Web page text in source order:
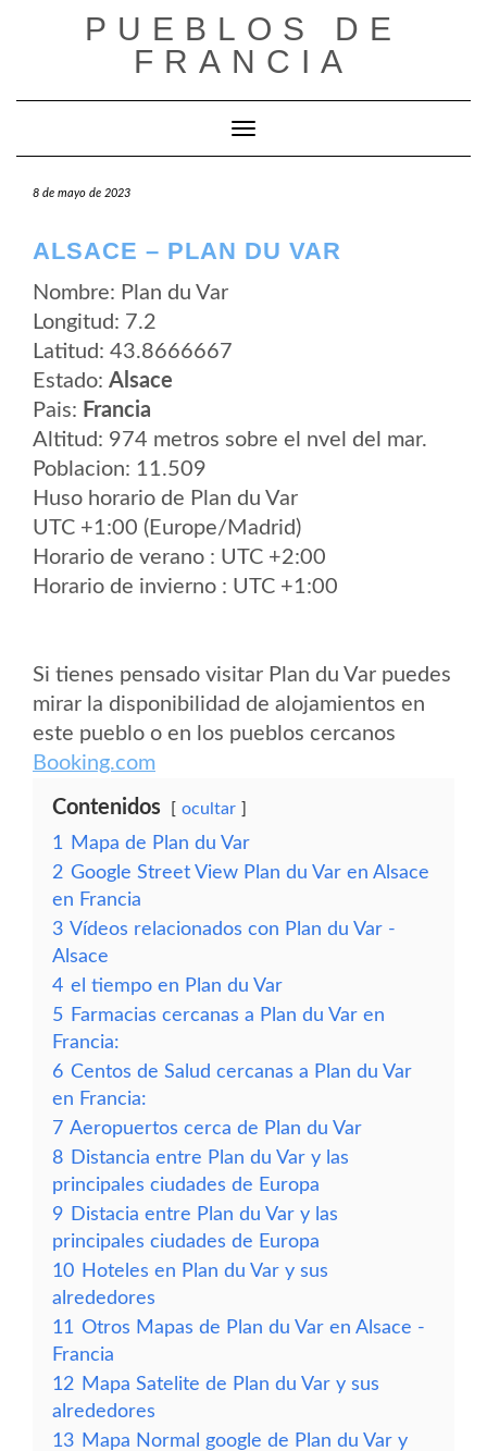
PUEBLOS DE
FRANCIA
Cambiar modo de navegación
8 de mayo de 2023
ALSACE – PLAN DU VAR
Nombre: Plan du Var
Longitud: 7.2
Latitud: 43.8666667
Estado: Alsace
Pais: Francia
Altitud: 974 metros sobre el nvel del mar.
Poblacion: 11.509
Huso horario de Plan du Var
UTC +1:00 (Europe/Madrid)
Horario de verano : UTC +2:00
Horario de invierno : UTC +1:00
Si tienes pensado visitar Plan du Var puedes
mirar la disponibilidad de alojamientos en
este pueblo o en los pueblos cercanos
Booking.com
Contenidos ocultar
1
Mapa de Plan du Var
2 Google Street View Plan du Var en Alsace
en Francia
3 Vídeos relacionados con Plan du Var -
Alsace
4 el tiempo en Plan du Var
5 Farmacias cercanas a Plan du Var en
Francia:
6 Centos de Salud cercanas a Plan du Var
en Francia:
7 Aeropuertos cerca de Plan du Var
8 Distancia entre Plan du Var y las
principales ciudades de Europa
9 Distacia entre Plan du Var y las
principales ciudades de Europa
10 Hoteles en Plan du Var y sus
alrededores
11 Otros Mapas de Plan du Var en Alsace -
Francia
12 Mapa Satelite de Plan du Var y sus
alrededores
13 Mapa Normal google de Plan du Var y